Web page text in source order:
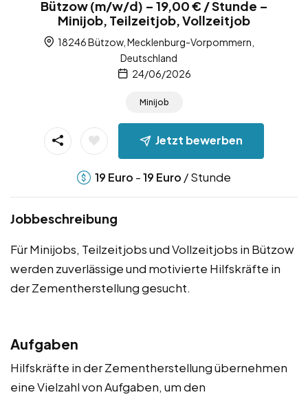
Bützow (m/w/d) – 19,00 € / Stunde –
Minijob, Teilzeitjob, Vollzeitjob
18246 Bützow, Mecklenburg-Vorpommern,
Deutschland
24/06/2026
Minijob
Jetzt bewerben
19 Euro -19 Euro / Stunde
Jobbeschreibung
Für Minijobs, Teilzeitjobs und Vollzeitjobs in Bützow
werden zuverlässige und motivierte Hilfskräfte in
der Zementherstellung gesucht.
Aufgaben
Hilfskräfte in der Zementherstellung übernehmen
eine Vielzahl von Aufgaben, um den